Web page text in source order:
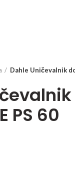
Dahle Uničevalnik
PS 60